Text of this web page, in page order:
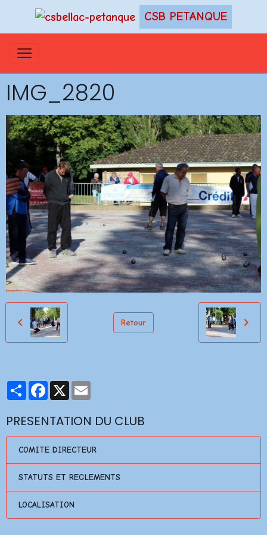
CSB PETANQUE
IMG_2820
Retour
PartagerFacebook
X
PRESENTATION DU CLUB
COMITE DIRECTEUR
STATUTS ET REGLEMENTS
LOCALISATION